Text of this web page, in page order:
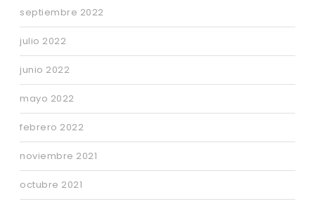
septiembre 2022
julio 2022
junio 2022
mayo 2022
febrero 2022
noviembre 2021
octubre 2021